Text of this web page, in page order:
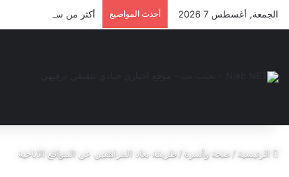
الجمعة, أغسطس 7 2026 أحذث المواضيع أكثر من سؤال | لماذا
الرئيسية/صحة وأسرة/طريقة بعاد المراهقين عن المواقع الاباحية